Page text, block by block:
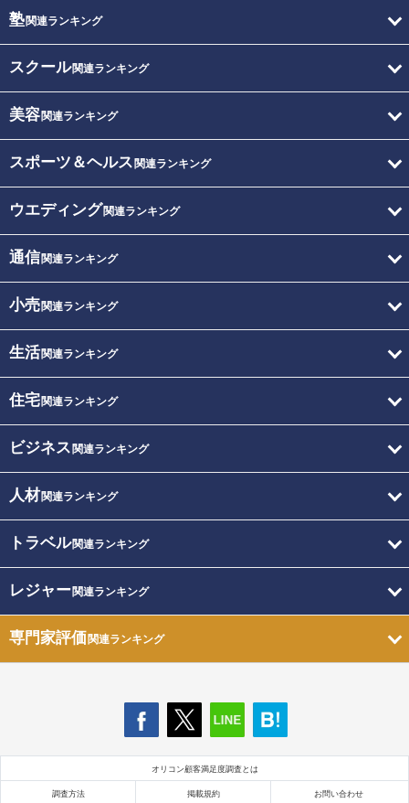
塾関連ランキング
スクール関連ランキング
美容関連ランキング
スポーツ＆ヘルス 関連ランキング
ウエディング関連ランキング
通信関連ランキング
小売関連ランキング
生活関連ランキング
住宅関連ランキング
ビジネス 関連ランキング
人材関連ランキング
トラベル関連ランキング
レジャー関連ランキング
専門家評価関連ランキング
オリコン顧客満足度調査とは
調査方法 掲載規約 お問い合わせ